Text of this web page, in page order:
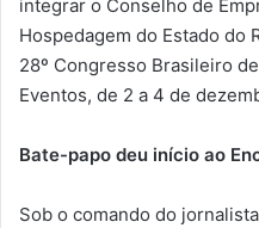
integrar o Conselho de
Hospedagem do Estado do
28º Congresso Brasileiro
Eventos, de 2 a 4 de
Bate-papo deu início ao
Sob o comando do